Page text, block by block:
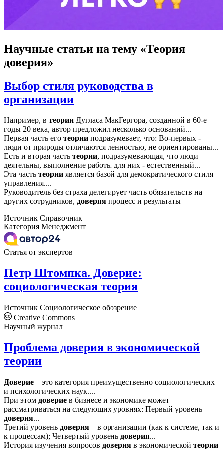
Научные статьи на тему «Теория
доверия»
Выбор стиля руководства в
организации
Например, в теории Дугласа МакГергора, созданной в 60-е
годы 20 века, автор предложил несколько оснований...
Первая часть его теории подразумевает, что: Во-первых -
люди от природы отличаются ленностью, не ориентированы...
Есть и вторая часть теории, подразумевающая, что люди
деятельны, выполнение работы для них - естественный...
Эта часть теории является базой для демократического стиля
управления....
Руководитель без страха делегирует часть обязательств на
других сотрудников, доверяя процесс и результаты
Источник Справочник
Категория Менеджмент
Статья от экспертов
Петр Штомпка. Доверие:
социологическая теория
Источник Социологическое обозрение
Creative Commons
Научный журнал
Проблема доверия в экономической
теории
Доверие – это категория преимущественно социологических
и психологических наук....
При этом доверие в бизнесе и экономике может
рассматриваться на следующих уровнях: Первый уровень
доверия...
Третий уровень доверия – в организации (как к системе, так и
к процессам); Четвертый уровень доверия...
История изучения вопросов доверия в экономической теории